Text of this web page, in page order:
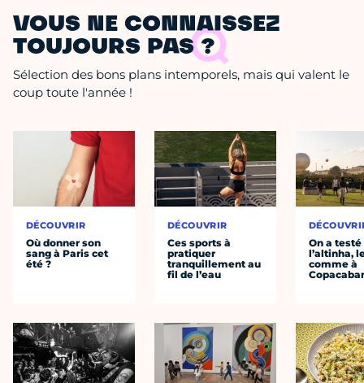
VOUS NE CONNAISSEZ
TOUJOURS PAS ?
Sélection des bons plans intemporels, mais qui valent le
coup toute l'année !
DÉCOUVRIR
Où donner son
sang à Paris cet
été ?
DÉCOUVRIR
Ces sports à
pratiquer
tranquillement au
fil de l’eau
On a testé
l’altinha,
comme à